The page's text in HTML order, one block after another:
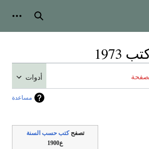
بحث أدوات
مساعدة
كتب حسب السنة